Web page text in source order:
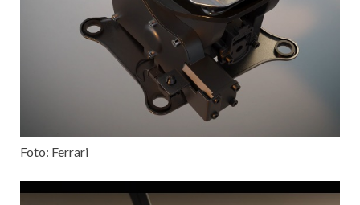
Foto: Ferrari